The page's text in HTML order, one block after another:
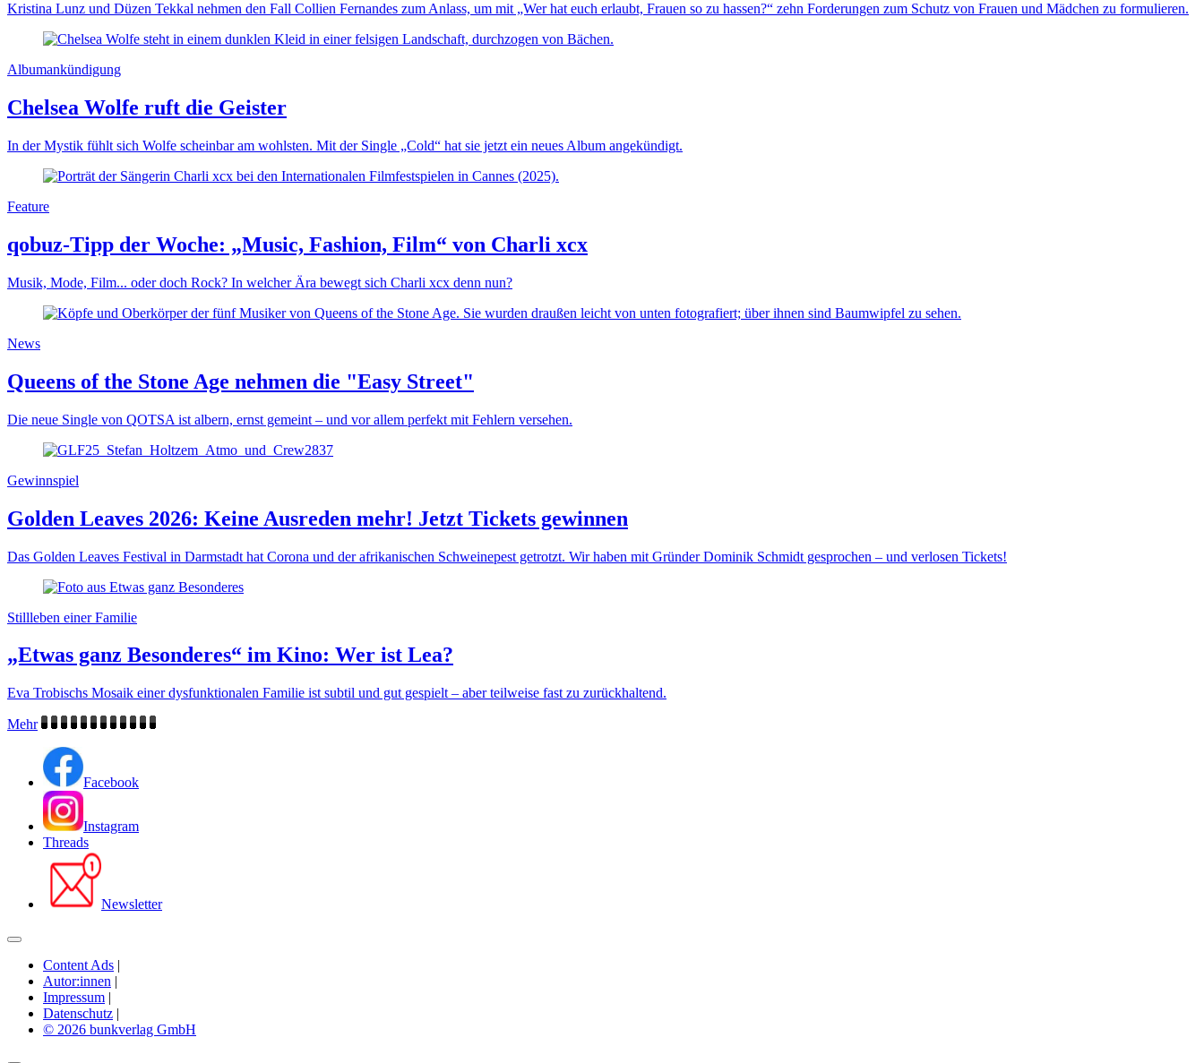
Kristina Lunz und Düzen Tekkal nehmen den Fall Collien Fernandes zum Anlass, um mit „Wer hat euch erlaubt, Frauen so zu hassen?“ zehn Forderungen zum Schutz von Frauen und Mädchen zu formulieren.
Albumankündigung
Chelsea Wolfe ruft die Geister
In der Mystik fühlt sich Wolfe scheinbar am wohlsten. Mit der Single „Cold“ hat sie jetzt ein neues Album angekündigt.
Feature
qobuz-Tipp der Woche: „Music, Fashion, Film“ von Charli xcx
Musik, Mode, Film... oder doch Rock? In welcher Ära bewegt sich Charli xcx denn nun?
News
Queens of the Stone Age nehmen die "Easy Street"
Die neue Single von QOTSA ist albern, ernst gemeint – und vor allem perfekt mit Fehlern versehen.
Gewinnspiel
Golden Leaves 2026: Keine Ausreden mehr! Jetzt Tickets gewinnen
Das Golden Leaves Festival in Darmstadt hat Corona und der afrikanischen Schweinepest getrotzt. Wir haben mit Gründer Dominik Schmidt gesprochen – und verlosen Tickets!
Stillleben einer Familie
„Etwas ganz Besonderes“ im Kino: Wer ist Lea?
Eva Trobischs Mosaik einer dysfunktionalen Familie ist subtil und gut gespielt – aber teilweise fast zu zurückhaltend.
Mehr
Facebook
Instagram
Threads
Newsletter
Content Ads |
Autor:innen |
Impressum |
Datenschutz |
© 2026 bunkverlag GmbH